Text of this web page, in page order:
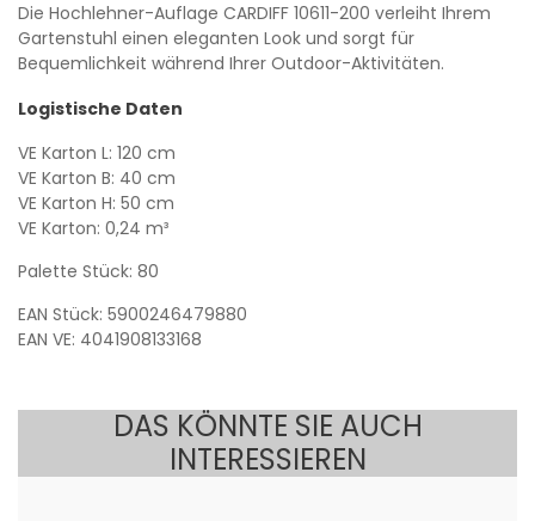
Die Hochlehner-Auflage CARDIFF 10611-200 verleiht Ihrem
Gartenstuhl einen eleganten Look und sorgt für
Bequemlichkeit während Ihrer Outdoor-Aktivitäten.
Logistische Daten
VE Karton L: 120 cm
VE Karton B: 40 cm
VE Karton H: 50 cm
VE Karton: 0,24 m³
Palette Stück: 80
EAN Stück: 5900246479880
EAN VE: 4041908133168
DAS KÖNNTE SIE AUCH
INTERESSIEREN